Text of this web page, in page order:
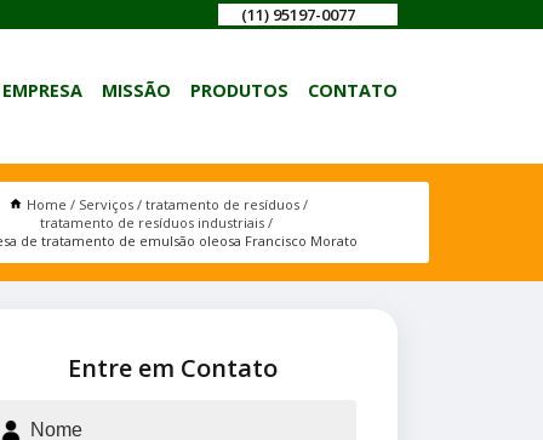
(11) 95197-0077
EMPRESA MISSÃO PRODUTOS CONTATO
Home Serviços
tratamento de resíduos
tratamento de resíduos industriais
de tratamento de emulsão oleosa Francisco Morato
Entre em Contato